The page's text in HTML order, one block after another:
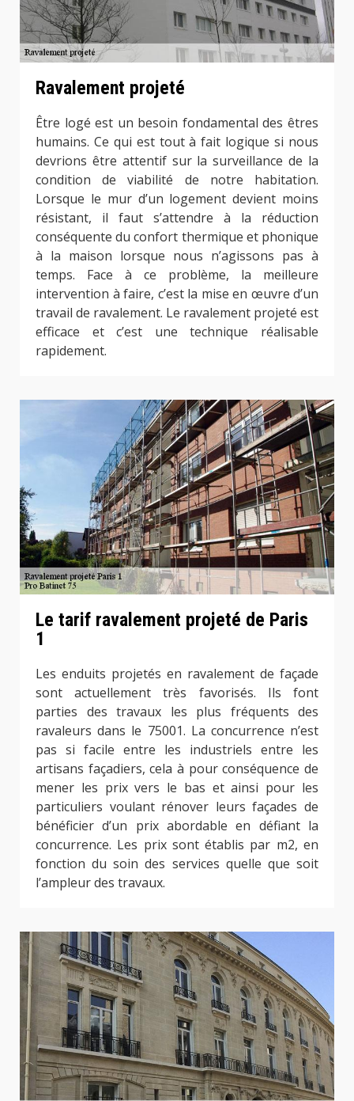
Ravalement projeté
Être logé est un besoin fondamental des êtres
humains. Ce qui est tout à fait logique si nous
devrions être attentif sur la surveillance de la
condition de viabilité de notre habitation.
Lorsque le mur d’un logement devient moins
résistant, il faut s’attendre à la réduction
conséquente du confort thermique et phonique
à la maison lorsque nous n’agissons pas à
temps. Face à ce problème, la meilleure
intervention à faire, c’est la mise en œuvre d’un
travail de ravalement. Le ravalement projeté est
efficace et c’est une technique réalisable
rapidement.
Le tarif ravalement projeté de Paris
1
Les enduits projetés en ravalement de façade
sont actuellement très favorisés. Ils font
parties des travaux les plus fréquents des
ravaleurs dans le 75001. La concurrence n’est
pas si facile entre les industriels entre les
artisans façadiers, cela à pour conséquence de
mener les prix vers le bas et ainsi pour les
particuliers voulant rénover leurs façades de
bénéficier d’un prix abordable en défiant la
concurrence. Les prix sont établis par m2, en
fonction du soin des services quelle que soit
l’ampleur des travaux.